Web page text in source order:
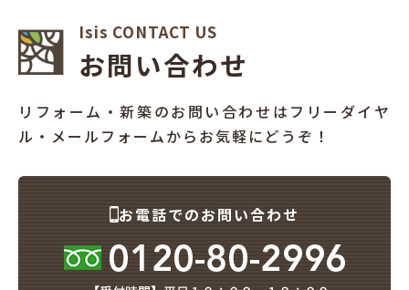
Isis CONTACT US
お問い合わせ
リフォーム・新築のお問い合わせはフリーダイヤ
ル・メールフォームからお気軽にどうぞ！
お電話でのお問い合わせ